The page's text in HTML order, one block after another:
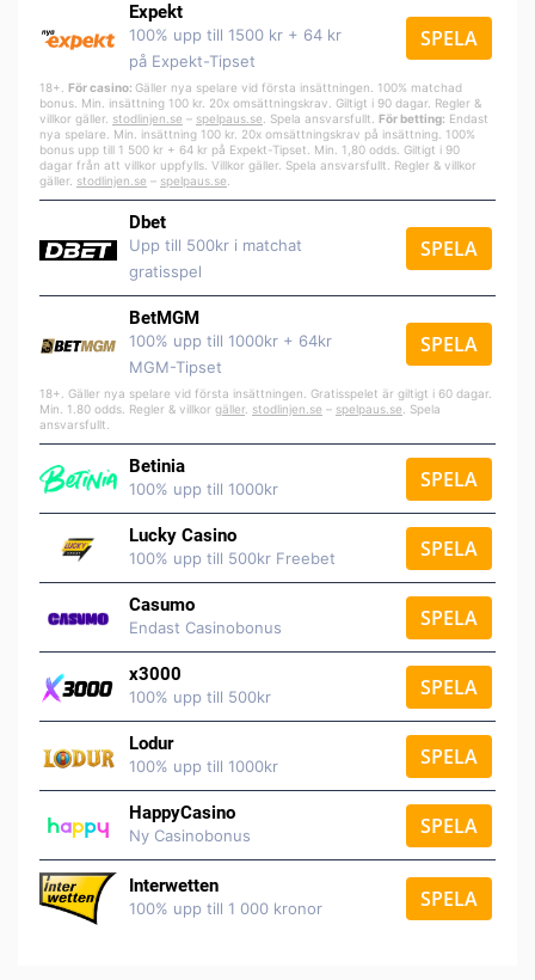
Expekt
100% upp till 1500 kr + 64 kr
på Expekt-Tipset
SPELA
18+. För casino: Gäller nya spelare vid första insättningen. 100% matchad
bonus. Min. insättning 100 kr. 20x omsättningskrav. Giltigt i 90 dagar. Regler &
villkor gäller. stodlinjen.se – spelpaus.se . Spela ansvarsfullt. För betting: Endast
nya spelare. Min. insättning 100 kr. 20x omsättningskrav på insättning. 100%
bonus upp till 1 500 kr + 64 kr på Expekt-Tipset. Min. 1,80 odds. Giltigt i 90
dagar från att villkor uppfylls. Villkor gäller. Spela ansvarsfullt. Regler & villkor
gäller. stodlinjen.se – spelpaus.se
Dbet
Upp till 500kr i matchat
gratisspel
SPELA
BetMGM
100% upp till 1000kr + 64kr
MGM-Tipset
SPELA
18+. Gäller nya spelare vid första insättningen. Gratisspelet är giltigt i 60 dagar.
Min. 1.80 odds. Regler & villkor gäller stodlinjen.se – spelpaus.se . Spela
ansvarsfullt.
Betinia
100% upp till 1000kr SPELA
Lucky Casino
100% upp till 500kr Freebet SPELA
Casumo
Endast Casinobonus SPELA
x3000
100% upp till 500kr SPELA
Lodur
100% upp till 1000kr SPELA
HappyCasino
Ny Casinobonus SPELA
Interwetten
100% upp till 1 000 kronor SPELA